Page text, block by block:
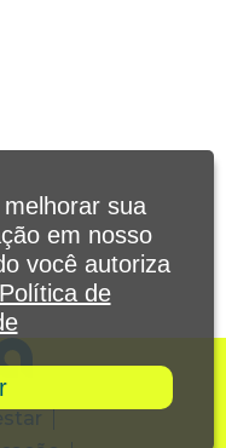
sua
em nosso
você autoriza
Política de